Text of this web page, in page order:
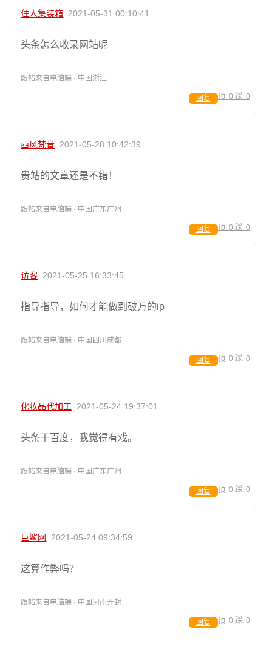
住人集装箱 2021-05-31 00:10:41
头条怎么收录网站呢
跟帖来自电脑端 · 中国浙江
顶: 0 踩: 0
回复
西风梵音 2021-05-28 10:42:39
贵站的文章还是不错！
跟帖来自电脑端 · 中国广东广州
顶: 0 踩: 0
回复
访客 2021-05-25 16:33:45
指导指导，如何才能做到破万的ip
跟帖来自电脑端 · 中国四川成都
顶: 0 踩: 0
回复
化妆品代加工 2021-05-24 19:37:01
头条干百度，我觉得有戏。
跟帖来自电脑端 · 中国广东广州
顶: 0 踩: 0
回复
巨鲨网 2021-05-24 09:34:59
这算作弊吗？
跟帖来自电脑端 · 中国河南开封
顶: 0 踩: 0
回复